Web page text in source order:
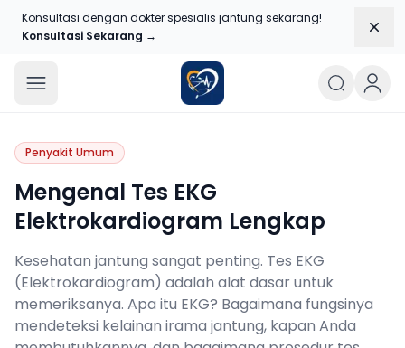
Konsultasi dengan dokter spesialis jantung sekarang!
Konsultasi Sekarang →
Blog Jantungku
Penyakit Umum
Mengenal Tes EKG
Elektrokardiogram Lengkap
Kesehatan jantung sangat penting. Tes EKG
(Elektrokardiogram) adalah alat dasar untuk
memeriksanya. Apa itu EKG? Bagaimana fungsinya
mendeteksi kelainan irama jantung, kapan Anda